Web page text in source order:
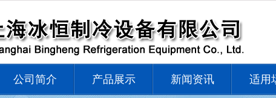
公司简介 产品展示 新闻资讯 适用